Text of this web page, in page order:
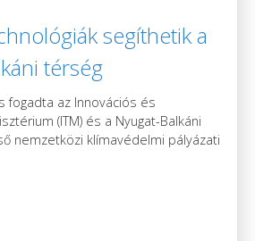
segíthetik a
térség
fogadta az Innovációs és
(ITM) és a Nyugat-Balkáni
nemzetközi klímavédelmi pályázati